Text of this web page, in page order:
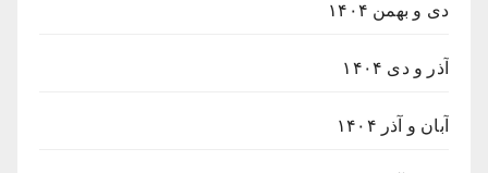
دی و بهمن ۱۴۰۴
آذر و دی ۱۴۰۴
آبان و آذر ۱۴۰۴